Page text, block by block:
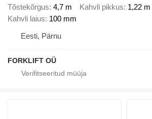
Tõstekõrgus 4,7 m Kahvli pikkus 1,22 m
Kahvli laius 100 mm
Eesti, Pärnu
FORKLIFT OÜ